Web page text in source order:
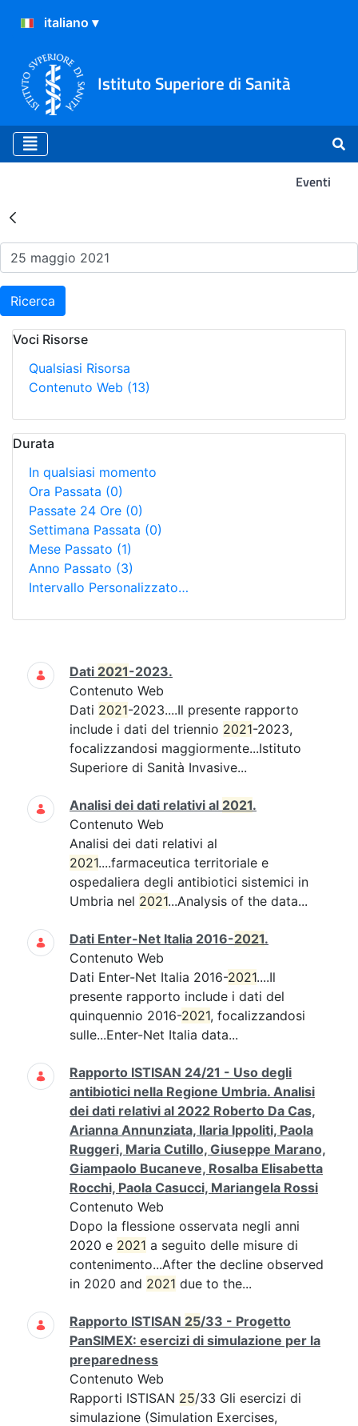
Istituto Superiore di Sanità
Eventi
Risultati della Ricerca -
Ricerca
Voci Risorse
Qualsiasi Risorsa
Contenuto Web (13)
Durata
In qualsiasi momento
Ora Passata (0)
Passate 24 Ore (0)
Settimana Passata (0)
Mese Passato (1)
Anno Passato (3)
Intervallo Personalizzato…
Ricerca
Dati 2021-2023.
Contenuto Web
Dati 2021-2023....Il presente rapporto
include i dati del triennio 2021-2023,
focalizzandosi maggiormente...Istituto
Superiore di Sanità Invasive...
Analisi dei dati relativi al 2021.
Contenuto Web
Analisi dei dati relativi al
2021....farmaceutica territoriale e
ospedaliera degli antibiotici sistemici in
Umbria nel 2021...Analysis of the data...
Dati Enter-Net Italia 2016-2021.
Contenuto Web
Dati Enter-Net Italia 2016-2021....Il
presente rapporto include i dati del
quinquennio 2016-2021, focalizzandosi
sulle...Enter-Net Italia data...
Rapporto ISTISAN 24/21 - Uso degli
antibiotici nella Regione Umbria. Analisi
dei dati relativi al 2022 Roberto Da Cas,
Arianna Annunziata, Ilaria Ippoliti, Paola
Ruggeri, Maria Cutillo, Giuseppe Marano,
Giampaolo Bucaneve, Rosalba Elisabetta
Rocchi, Paola Casucci, Mariangela Rossi
Contenuto Web
Dopo la flessione osservata negli anni
2020 e 2021 a seguito delle misure di
contenimento...After the decline observed
in 2020 and 2021 due to the...
Rapporto ISTISAN 25/33 - Progetto
PanSIMEX: esercizi di simulazione per la
preparedness
Contenuto Web
Rapporti ISTISAN 25/33 Gli esercizi di
simulazione (Simulation Exercises,